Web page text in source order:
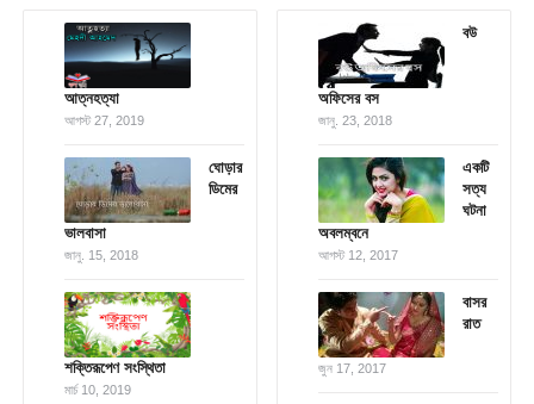
আত্নহত্যা
আগস্ট 27, 2019
ঘোড়ার
ডিমের
ভালবাসা
জানু. 15, 2018
শক্তিরূপেণ সংস্থিতা
মার্চ 10, 2019
বউ
অফিসের বস
জানু. 23, 2018
একটি
সত্য
ঘটনা
অবলম্বনে
আগস্ট 12, 2017
বাসর
রাত
জুন 17, 2017